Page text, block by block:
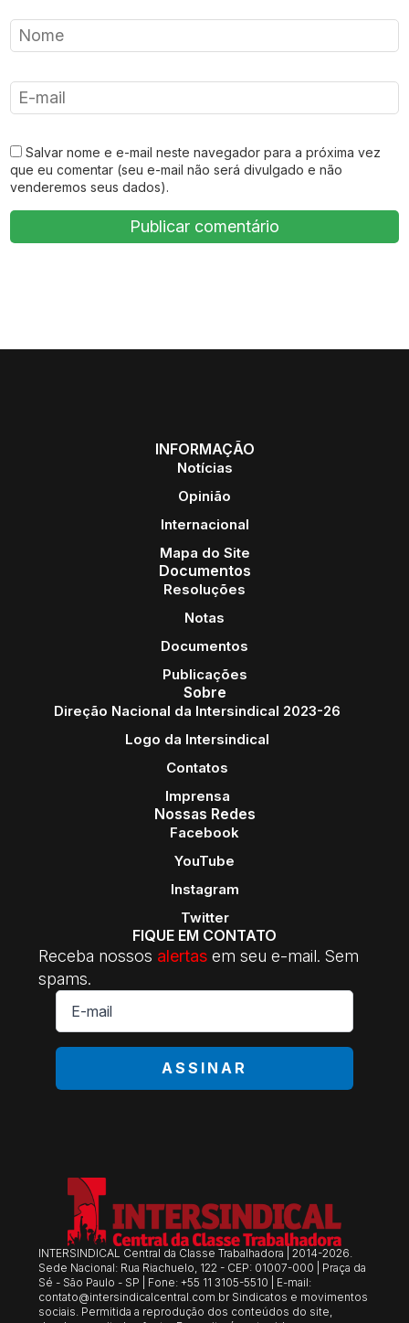
Salvar nome e e-mail neste navegador para a próxima vez
que eu comentar (seu e-mail não será divulgado e não
venderemos seus dados).
INFORMAÇÃO
Notícias
Opinião
Internacional
Mapa do Site
Documentos
Resoluções
Notas
Documentos
Publicações
Sobre
Direção Nacional da Intersindical 2023-26
Logo da Intersindical
Contatos
Imprensa
Nossas Redes
Facebook
YouTube
Instagram
Twitter
FIQUE EM CONTATO
Receba nossos alertas em seu e-mail. Sem
spams.
E-
mail
ASSINAR
INTERSINDICAL Central da Classe Trabalhadora | 2014-2026.
Sede Nacional: Rua Riachuelo, 122 - CEP: 01007-000 | Praça da
Sé - São Paulo - SP | Fone: +55 11 3105-5510 | E-mail:
contato@intersindicalcentral.com.br Sindicatos e movimentos
sociais. Permitida a reprodução dos conteúdos do site,